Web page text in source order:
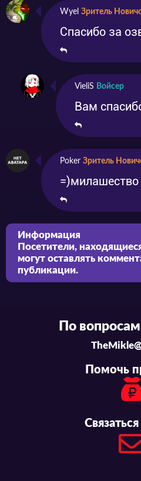
Wyel Зритель
Спасибо за
VieliS Войсер
Вам
Poker Зритель
=)милашество
Информация
Посетители,
могут оставлять
публикации.
По
Помочь